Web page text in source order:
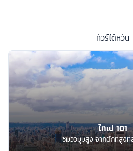
ทัวร์ไต้หวัน
ไทเป 101
ชมวิวมุมสูง จากตึกที่สูงที่